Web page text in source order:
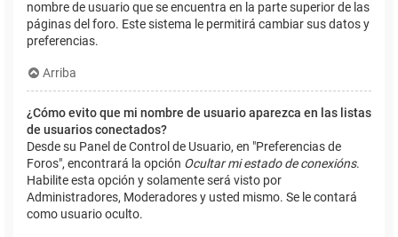
nombre de usuario que se encuentra en la parte superior de las
páginas del foro. Este sistema le permitirá cambiar sus datos y
preferencias.
Arriba
¿Cómo evito que mi nombre de usuario aparezca en las listas
de usuarios conectados?
Desde su Panel de Control de Usuario, en "Preferencias de
Foros", encontrará la opción Ocultar mi estado de conexións.
Habilite esta opción y solamente será visto por
Administradores, Moderadores y usted mismo. Se le contará
como usuario oculto.